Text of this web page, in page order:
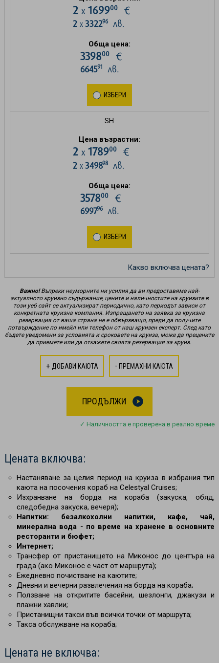
2 х 169900€
2 х 332296лв.
Обща цена:
339800€
664591 лв.
ИЗБЕРИ
SH
Цена възрастни:
2 х 178900€
2 х 349898лв.
Обща цена:
357800€
699796лв.
ИЗБЕРИ
Какво включва цената?
Важно!Въпреки неуморните ни усилия да ви предоставяме най-
актуалното круизно съдържание, цените и наличностите на круизите в
този уеб сайт се актуализират периодично, като периодът зависи от
конкретната круизна компания. Изпращането на заявка за круизна
резервация от ваша страна не е обвързващо, преди да получите
потвърждение по имейл или телефон от наш круизен експерт. След като
бъдете уведомени за условията и сроковете на круиза, може да прецените
да приемете или да откажете своята резервация за круиз.
+ ДОБАВИ КАЮТА - ПРЕМАХНИ КАЮТА
ПРОДЪЛЖИ
✓ Наличността е проверена в реално време
Цената включва:
Настаняване за целия период на круиза в избрания тип
каюта на посочения кораб на Celestyal Cruises;
Изхранване на борда на кораба (закуска, обяд,
следобедна закуска, вечеря);
Напитки: безалкохолни напитки, кафе, чай,
минерална вода - по време на хранене в основните
ресторанти и бюфет;
Интернет;
Трансфер от пристанището на Миконос до центъра на
града (ако Миконос е част от маршрута);
Ежедневно почистване на каютите;
Дневни и вечерни развлечения на борда на кораба;
Ползване на откритите басейни, шезлонги, джакузи и
плажни хавлии;
Пристанищни такси във всички точки от маршрута;
Такса обслужване на кораба;
Цената не включва: